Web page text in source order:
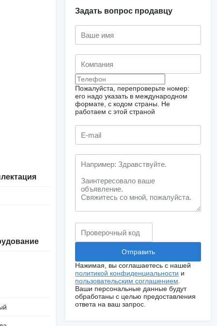
Задать вопрос продавцу
Пожалуйста, перепроверьте номер:
его надо указать в международном
формате, с кодом страны.
Не
работаем с этой страной
Нажимая, вы соглашаетесь с нашей
политикой конфиденциальности и
пользовательским соглашением
Ваши персональные данные будут
обработаны с целью предоставления
ответа на ваш запрос.